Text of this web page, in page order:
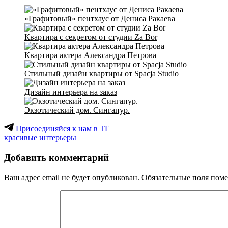
«Графитовый» пентхаус от Дениса Ракаева
Квартира с секретом от студии Za Bor
Квартира актера Александра Петрова
Стильный дизайн квартиры от Spacja Studio
Дизайн интерьера на заказ
Экзотический дом. Сингапур.
Присоединяйся к нам в ТГ
красивые интерьеры
Добавить комментарий
Ваш адрес email не будет опубликован. Обязательные поля